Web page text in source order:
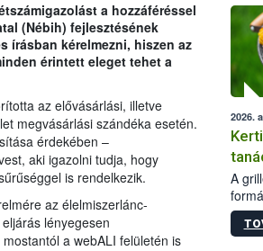
a hozzáféréssel
(Nébih) fejlesztésének
írásban kérelmezni, hiszen az
érintett eleget tehet a
az elővásárlási, illetve
megvásárlási szándéka esetén.
érdekében –
aki igazolni tudja, hogy
is rendelkezik.
az élelmiszerlánc-
lényegesen
a webALI felületén is
Az
2026.
A